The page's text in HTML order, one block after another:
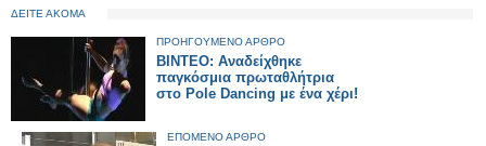
ΔΕΙΤΕ ΑΚΟΜΑ
ΠΡΟΗΓΟΥΜΕΝΟ ΑΡΘΡΟ
BINTEO: Αναδείχθηκε
παγκόσμια πρωταθλήτρια
στο Pole Dancing με ένα χέρι!
ΕΠΟΜΕΝΟ ΑΡΘΡΟ